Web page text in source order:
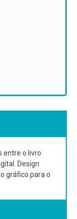
entre o livro
Design
gráfico para o